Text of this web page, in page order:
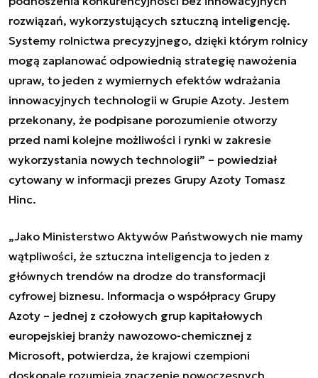
rozwiązań, wykorzystujących sztuczną inteligencję.
Systemy rolnictwa precyzyjnego, dzięki którym rolnicy
mogą zaplanować odpowiednią strategię nawożenia
upraw, to jeden z wymiernych efektów wdrażania
innowacyjnych technologii w Grupie Azoty. Jestem
przekonany, że podpisane porozumienie otworzy
przed nami kolejne możliwości i rynki w zakresie
wykorzystania nowych technologii” – powiedział
cytowany w informacji prezes Grupy Azoty Tomasz
Hinc.
„Jako Ministerstwo Aktywów Państwowych nie mamy
wątpliwości, że sztuczna inteligencja to jeden z
głównych trendów na drodze do transformacji
cyfrowej biznesu. Informacja o współpracy Grupy
Azoty – jednej z czołowych grup kapitałowych
europejskiej branży nawozowo-chemicznej z
Microsoft, potwierdza, że krajowi czempioni
doskonale rozumieją znaczenie nowoczesnych